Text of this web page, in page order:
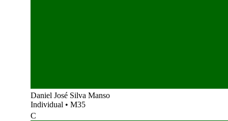
Daniel José Silva Manso
Individual • M35
C